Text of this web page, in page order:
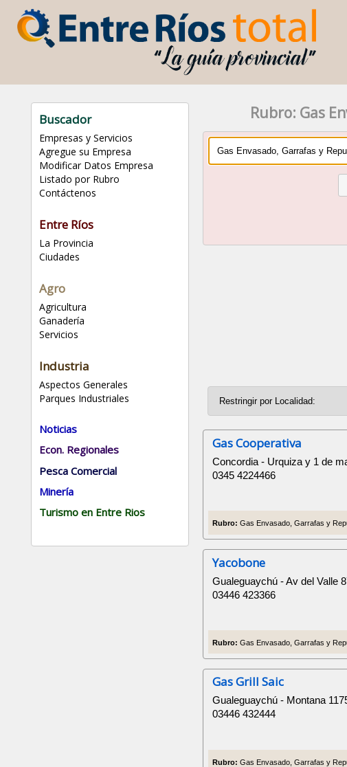
Buscador
Empresas y Servicios
Agregue su Empresa
Modificar Datos Empresa
Listado por Rubro
Contáctenos
Entre Ríos
La Provincia
Ciudades
Agro
Agricultura
Ganadería
Servicios
Industria
Aspectos Generales
Parques Industriales
Noticias
Econ. Regionales
Pesca Comercial
Minería
Turismo en Entre Rios
Rubro: Gas
Gas Cooperativa
Concordia - Urquiza y 1 de
0345 4224466
Rubro: Gas Envasado, Garrafas y
Yacobone
Gualeguaychú - Av del Valle
03446 423366
Rubro: Gas Envasado, Garrafas y
Gas Grill Saic
Gualeguaychú - Montana
03446 432444
Rubro: Gas Envasado, Garrafas y